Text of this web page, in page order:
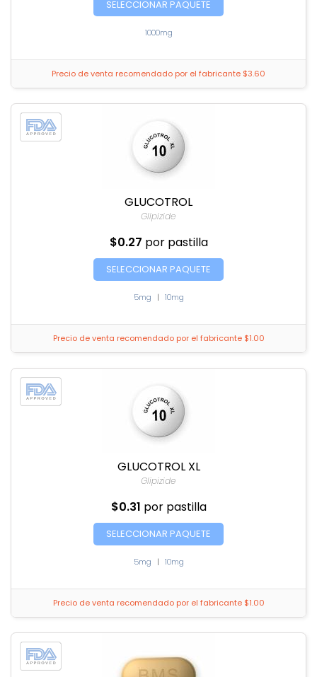
SELECCIONAR PAQUETE
1000mg
Precio de venta recomendado por el fabricante $3.60
GLUCOTROL
Glipizide
$0.27 por pastilla
SELECCIONAR PAQUETE
5mg | 10mg
Precio de venta recomendado por el fabricante $1.00
GLUCOTROL XL
Glipizide
$0.31 por pastilla
SELECCIONAR PAQUETE
5mg | 10mg
Precio de venta recomendado por el fabricante $1.00